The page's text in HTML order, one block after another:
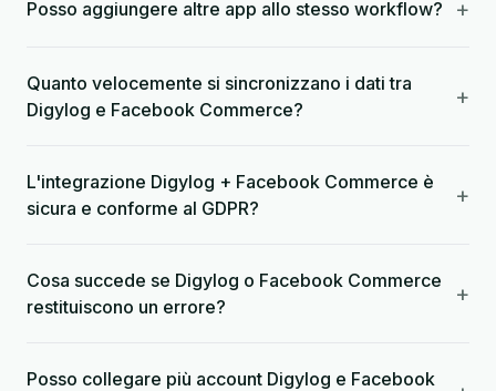
Posso aggiungere altre app allo stesso workflow? +
Quanto velocemente si sincronizzano i dati tra
Digylog e Facebook Commerce?
+
L'integrazione Digylog + Facebook Commerce è
sicura e conforme al GDPR?
+
Cosa succede se Digylog o Facebook Commerce
restituiscono un errore?
+
Posso collegare più account Digylog e Facebook